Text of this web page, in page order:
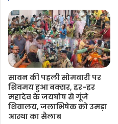
सावन की पहली सोमवारी पर
शिवमय हुआ बक्सर, हर-हर
महादेव के जयघोष से गूंजे
शिवालय, जलाभिषेक को उमड़ा
आस्था का सैलाब